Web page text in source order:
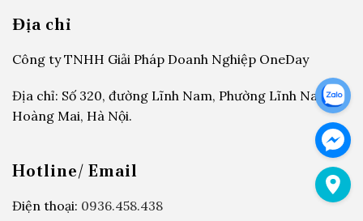
Địa chỉ
Công ty TNHH Giải Pháp Doanh Nghiệp OneDay
Địa chỉ: Số 320, đường Lĩnh Nam, Phường Lĩnh Nam,
Hoàng Mai, Hà Nội.
Hotline/ Email
Điện thoại: 0936.458.438